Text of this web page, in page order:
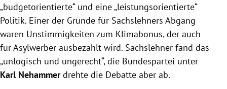
„budgetorientierte“ und eine „leistungsorientierte“
Politik. Einer der Gründe für Sachslehners Abgang
waren Unstimmigkeiten zum Klimabonus, der auch
für Asylwerber ausbezahlt wird. Sachslehner fand das
„unlogisch und ungerecht“, die Bundespartei unter
Karl Nehammerdrehte die Debatte aber ab.